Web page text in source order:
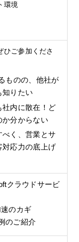
環境
ご参加くださ
ものの、他社が
知りたい
社内に散在！ど
か分からない
く、営業とサ
対応力の底上げ
クラウドサービ
のカギ
のご紹介